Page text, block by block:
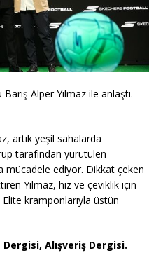
Alper Yılmaz ile anlaştı.
artık yeşil sahalarda
tarafından yürütülen
mücadele ediyor. Dikkat çeken
Yılmaz, hız ve çeviklik için
kramponlarıyla üstün
Alışveriş Dergisi.